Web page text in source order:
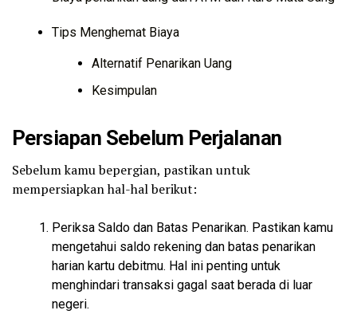
Tips Menghemat Biaya
Alternatif Penarikan Uang
Kesimpulan
Persiapan Sebelum Perjalanan
Sebelum kamu bepergian, pastikan untuk
mempersiapkan hal-hal berikut:
Periksa Saldo dan Batas Penarikan. Pastikan kamu
mengetahui saldo rekening dan batas penarikan
harian kartu debitmu. Hal ini penting untuk
menghindari transaksi gagal saat berada di luar
negeri.